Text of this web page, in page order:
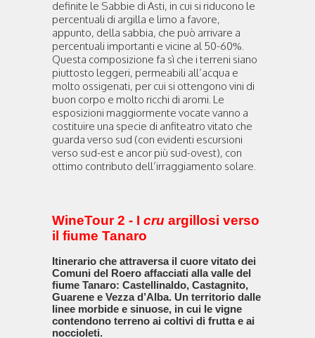
definite le Sabbie di Asti, in cui si riducono le
percentuali di argilla e limo a favore,
appunto, della sabbia, che può arrivare a
percentuali importanti e vicine al 50-60%.
Questa composizione fa sì che i terreni siano
piuttosto leggeri, permeabili all’acqua e
molto ossigenati, per cui si ottengono vini di
buon corpo e molto ricchi di aromi. Le
esposizioni maggiormente vocate vanno a
costituire una specie di anfiteatro vitato che
guarda verso sud (con evidenti escursioni
verso sud-est e ancor più sud-ovest), con
ottimo contributo dell’irraggiamento solare.
WineTour 2 - I cru argillosi verso
il fiume Tanaro
Itinerario che attraversa il cuore vitato dei
Comuni del Roero affacciati alla valle del
fiume Tanaro: Castellinaldo, Castagnito,
Guarene e Vezza d’Alba. Un territorio dalle
linee morbide e sinuose, in cui le vigne
contendono terreno ai coltivi di frutta e ai
noccioleti.